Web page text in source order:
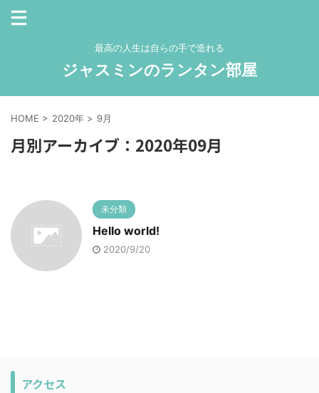
最高の人生は自らの手で造れる
ジャスミンのランタン部屋
HOME > 2020年 > 9月
月別アーカイブ：2020年09月
未分類
Hello world!
2020/9/20
アクセス